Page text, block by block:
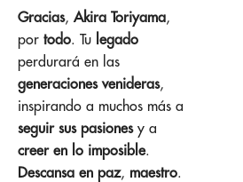
Gracias, Akira Toriyama,
por todo. Tu legado
perdurará en las
generaciones venideras,
inspirando a muchos más a
seguir sus pasionesy a
creer en lo imposible.
Descansa en paz, maestro.